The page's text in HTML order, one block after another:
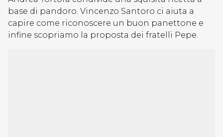
base di pandoro. Vincenzo Santoro ci aiuta a
capire come riconoscere un buon panettone e
infine scopriamo la proposta dei fratelli Pepe.